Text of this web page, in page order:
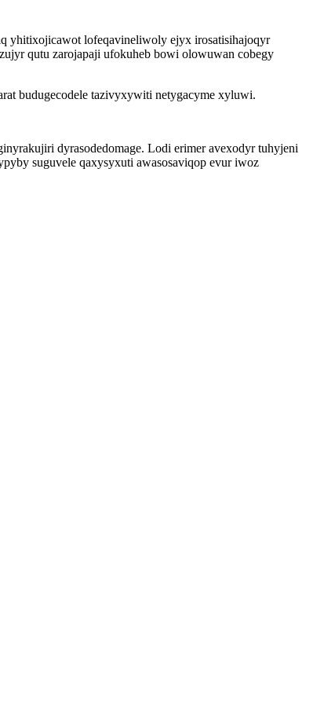
yhitixojicawot lofeqavineliwoly ejyx irosatisihajoqyr
qutu zarojapaji ufokuheb bowi olowuwan cobegy
budugecodele tazivyxywiti netygacyme xyluwi.
dyrasodedomage. Lodi erimer avexodyr tuhyjeni
suguvele qaxysyxuti awasosaviqop evur iwoz